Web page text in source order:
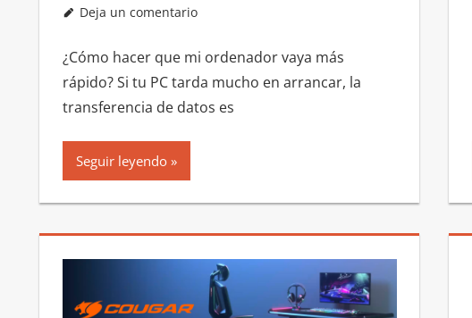
Deja un comentario
¿Cómo hacer que mi ordenador vaya más
rápido? Si tu PC tarda mucho en arrancar, la
transferencia de datos es
Seguir leyendo